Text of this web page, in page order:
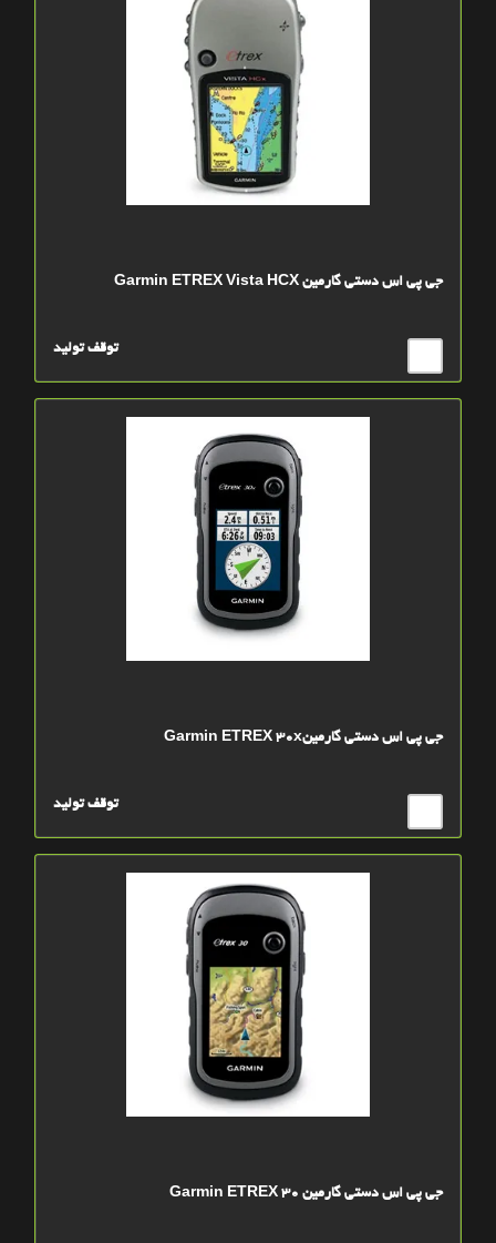
جی پی اس دستی گارمین Garmin ETREX Vista HCX
توقف تولید
جی پی اس دستی گارمینGarmin ETREX 30x
توقف تولید
جی پی اس دستی گارمین Garmin ETREX 30